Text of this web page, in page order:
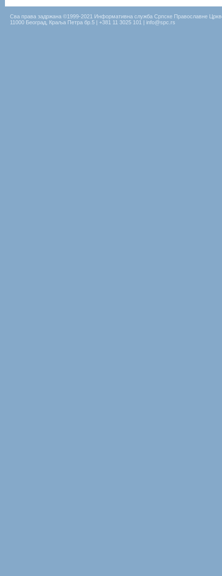
Сва права задржана ©1999-2021 Информативна служба Српске Православне
11000 Београд, Краља Петра бр.5 | +381 11 3025 101 | info@spc.rs